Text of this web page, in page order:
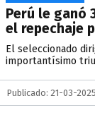
Perú le ganó
el repechaje
El seleccionado
importantísimo
Publicado: 21-03-